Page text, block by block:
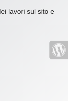
lavori sul sito e